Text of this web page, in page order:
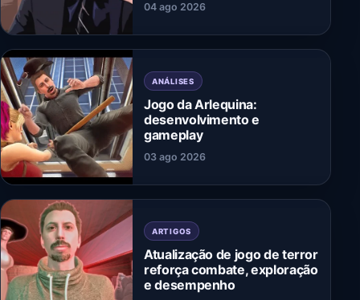
04 ago 2026
ANÁLISES
Jogo da Arlequina:
desenvolvimento e
gameplay
03 ago 2026
ARTIGOS
Atualização de jogo de terror
reforça combate, exploração
e desempenho